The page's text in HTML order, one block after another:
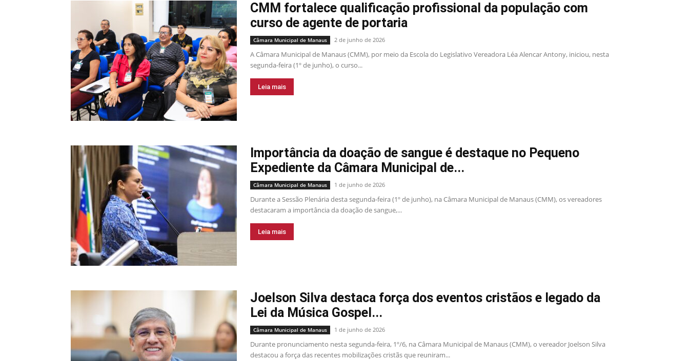
CMM fortalece qualificação profissional da população com
curso de agente de portaria
Câmara Municipal de Manaus 2 de junho de 2026
A Câmara Municipal de Manaus (CMM), por meio da Escola do Legislativo Vereadora Léa Alencar Antony, iniciou, nesta
segunda-feira (1º de junho), o curso...
Leia mais
Importância da doação de sangue é destaque no Pequeno
Expediente da Câmara Municipal de...
Câmara Municipal de Manaus 1 de junho de 2026
Durante a Sessão Plenária desta segunda-feira (1º de junho), na Câmara Municipal de Manaus (CMM), os vereadores
destacaram a importância da doação de sangue,...
Leia mais
Joelson Silva destaca força dos eventos cristãos e legado da
Lei da Música Gospel...
Câmara Municipal de Manaus 1 de junho de 2026
Durante pronunciamento nesta segunda-feira, 1º/6, na Câmara Municipal de Manaus (CMM), o vereador Joelson Silva
destacou a força das recentes mobilizações cristãs que reuniram...